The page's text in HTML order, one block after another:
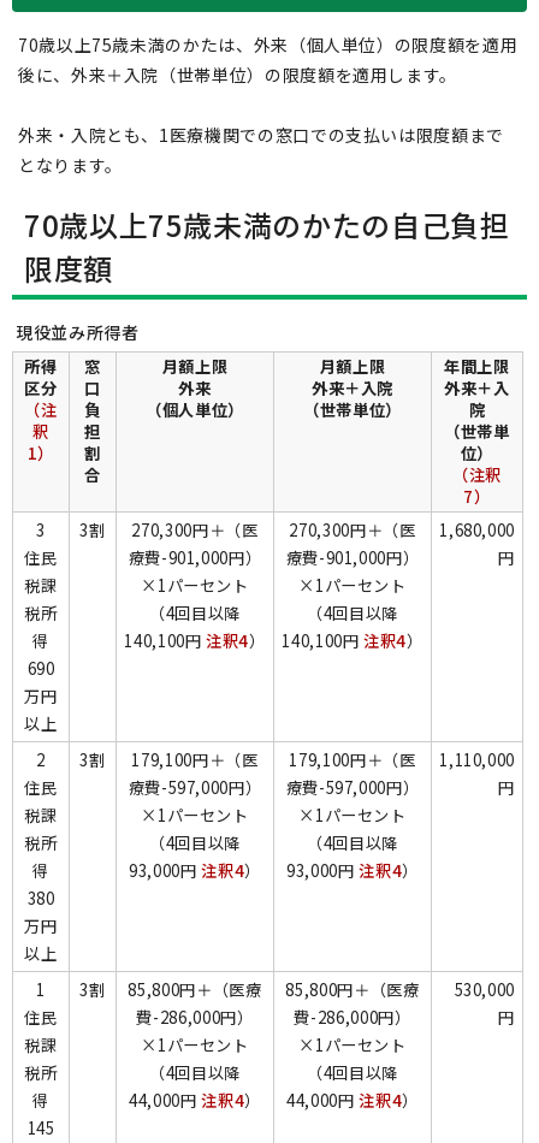
70歳以上75歳未満のかたは、外来（個人単位）の限度額を適用
後に、外来＋入院（世帯単位）の限度額を適用します。
外来・入院とも、1医療機関での窓口での支払いは限度額まで
となります。
70歳以上75歳未満のかたの自己負担
限度額
現役並み所得者
所得
区分
（注
釈
1）
窓
口
負
担
割
合
月額上限
外来
（個人単位）
月額上限
外来＋入院
（世帯単位）
年間上限
外来＋入
院
（世帯単
位）
（注釈
7）
3
住民
税課
税所
得
690
万円
以上
3割
270,300円＋（医
療費-901,000円）
×1パーセント
（4回目以降
140,100円注釈4）
270,300円＋（医
療費-901,000円）
×1パーセント
（4回目以降
140,100円注釈4）
1,680,000
円
2
住民
税課
税所
得
380
万円
以上
3割
179,100円＋（医
療費-597,000円）
×1パーセント
（4回目以降
93,000円注釈4）
179,100円＋（医
療費-597,000円）
×1パーセント
（4回目以降
93,000円注釈4）
1,110,000
円
1
住民
税課
税所
得
145
3割
85,800円＋（医療
費-286,000円）
×1パーセント
（4回目以降
44,000円注釈4）
85,800円＋（医療
費-286,000円）
×1パーセント
（4回目以降
44,000円注釈4）
530,000
円